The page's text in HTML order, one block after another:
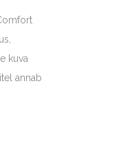
kuva
annab